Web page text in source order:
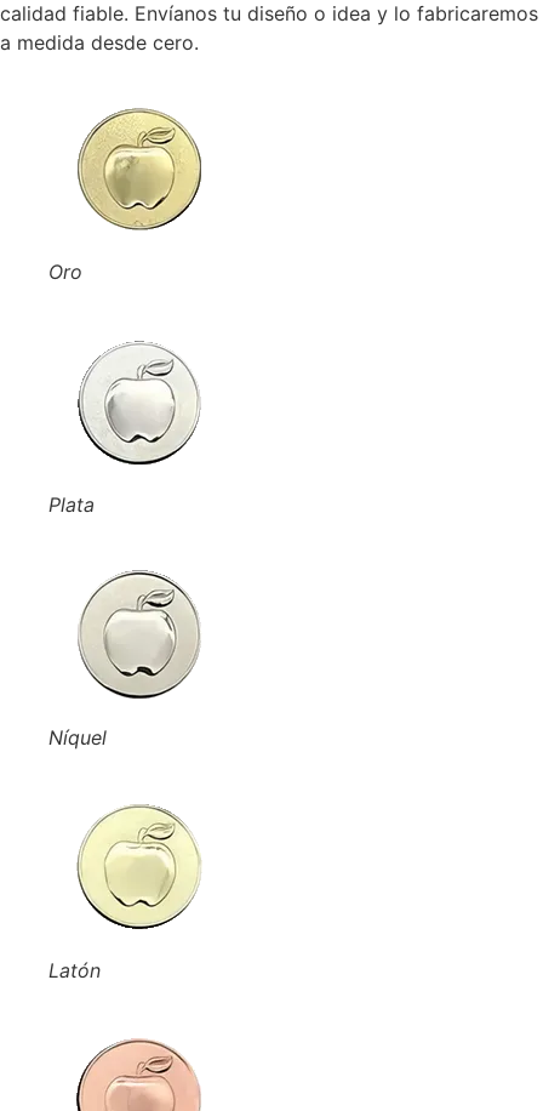
calidad fiable. Envíanos tu diseño o idea y lo fabricaremos
a medida desde cero.
Oro
Plata
Níquel
Latón